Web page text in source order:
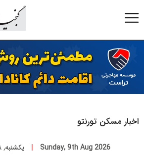
اخبار مسکن تورنتو
Sunday, 9th Aug 2026
| یکشنبه, ۱۸ ام مرداد ۱۴۰۵